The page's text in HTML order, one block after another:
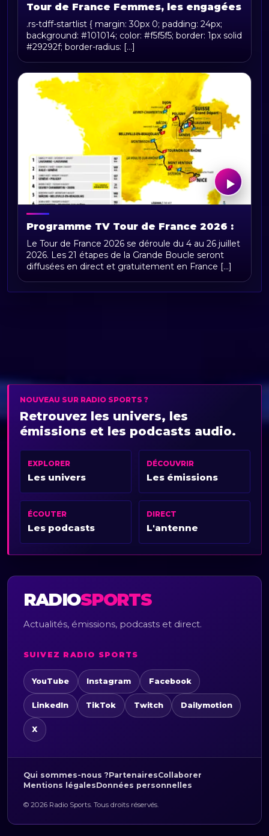
Tour de France Femmes, les engagées
.rs-tdff-startlist { margin: 30px 0; padding: 24px;
background: #101014; color: #f5f5f5; border: 1px solid
#29292f; border-radius: [...]
Programme TV Tour de France 2026 :
horaires, chaînes et diffusion en direct
Le Tour de France 2026 se déroule du 4 au 26 juillet
2026. Les 21 étapes de la Grande Boucle seront
diffusées en direct et gratuitement en France [...]
NOUVEAU SUR RADIO SPORTS ?
Retrouvez les univers, les
émissions et les podcasts audio.
EXPLORER
Les univers
DÉCOUVRIR
Les émissions
ÉCOUTER
Les podcasts
DIRECT
L'antenne
RADIOSPORTS
Actualités, émissions, podcasts et direct.
SUIVEZ RADIO SPORTS
YouTube Instagram Facebook
LinkedIn TikTok Twitch Dailymotion
X
Qui sommes-nous ?PartenairesCollaborer
Mentions légalesDonnées personnelles
© 2026 Radio Sports. Tous droits réservés.